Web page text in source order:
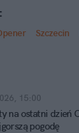
Szczecin
15:00
na ostatni dzień
pogodę